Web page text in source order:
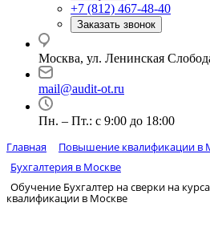
+7 (812) 467-48-40
Заказать звонок
Москва, ул. Ленинская
mail@audit-ot.ru
Пн. – Пт.: с 9:00 до 18:00
Главная
Повышение квалификации в
Бухгалтерия в Москве
Обучение Бухгалтер на сверки на
квалификации в Москве